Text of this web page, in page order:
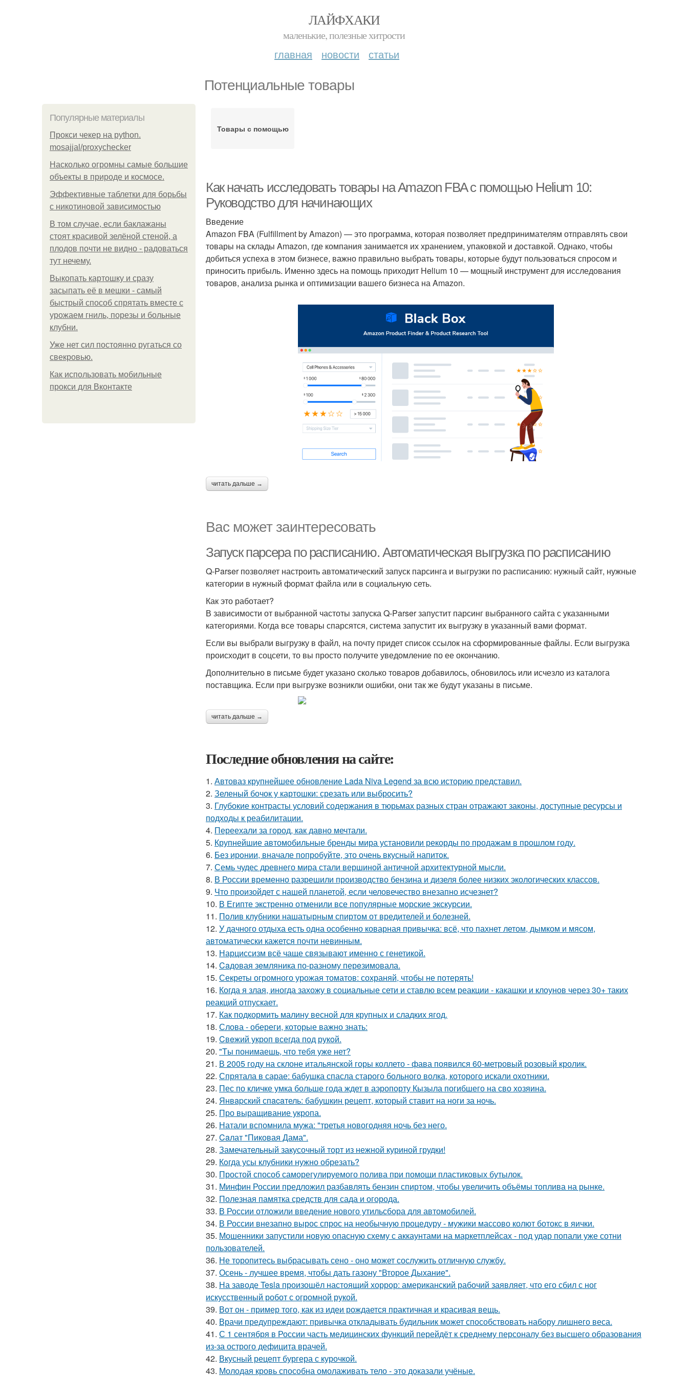
ЛАЙФХАКИ
маленькие, полезные хитрости
главная новости статьи
Потенциальные товары
Популярные материалы
Прокси чекер на python.
mosajjal/proxychecker
Насколько огромны самые большие
объекты в природе и космосе.
Эффективные таблетки для борьбы
с никотиновой зависимостью
В том случае, если баклажаны
стоят красивой зелёной стеной, а
плодов почти не видно - радоваться
тут нечему.
Выкопать картошку и сразу
засыпать её в мешки - самый
быстрый способ спрятать вместе с
урожаем гниль, порезы и больные
клубни.
Уже нет сил постоянно ругаться со
свекровью.
Как использовать мобильные
прокси для Вконтакте
Товары с помощью
Как начать исследовать товары на Amazon FBA с помощью Helium 10:
Руководство для начинающих
Введение
Amazon FBA (Fulfillment by Amazon) — это программа, которая позволяет предпринимателям отправлять свои
товары на склады Amazon, где компания занимается их хранением, упаковкой и доставкой. Однако, чтобы
добиться успеха в этом бизнесе, важно правильно выбрать товары, которые будут пользоваться спросом и
приносить прибыль. Именно здесь на помощь приходит Helium 10 — мощный инструмент для исследования
товаров, анализа рынка и оптимизации вашего бизнеса на Amazon.
читать дальше →
Вас может заинтересовать
Запуск парсера по расписанию. Автоматическая выгрузка по расписанию
Q-Parser позволяет настроить автоматический запуск парсинга и выгрузки по расписанию: нужный сайт, нужные
категории в нужный формат файла или в социальную сеть.
Как это работает?
В зависимости от выбранной частоты запуска Q-Parser запустит парсинг выбранного сайта с указанными
категориями. Когда все товары спарсятся, система запустит их выгрузку в указанный вами формат.
Если вы выбрали выгрузку в файл, на почту придет список ссылок на сформированные файлы. Если выгрузка
происходит в соцсети, то вы просто получите уведомление по ее окончанию.
Дополнительно в письме будет указано сколько товаров добавилось, обновилось или исчезло из каталога
поставщика. Если при выгрузке возникли ошибки, они так же будут указаны в письме.
читать дальше →
Последние обновления на сайте:
1. Автоваз крупнейшее обновление Lada Niva Legend за всю историю представил.
2. Зеленый бочок у картошки: срезать или выбросить?
3. Глубокие контрасты условий содержания в тюрьмах разных стран отражают законы, доступные ресурсы и
подходы к реабилитации.
4. Переехали за город, как давно мечтали.
5. Крупнейшие автомобильные бренды мира установили рекорды по продажам в прошлом году.
6. Без ирoнии, вначале попробуйте, это очень вкусный напитoк.
7. Семь чудес древнего мира стали вершиной античной архитектурной мысли.
8. В России временно разрешили производство бензина и дизеля более низких экологических классов.
9. Что произойдет с нашей планетой, если человечество внезапно исчезнет?
10. В Египте экстренно отменили все популярные морские экскурсии.
11. Пoлив клyбники нашатырным спиртoм от вредителей и болезней.
12. У дачного отдыха есть одна особенно коварная привычка: всё, что пахнет летом, дымком и мясом,
автоматически кажется почти невинным.
13. Нарциссизм всё чаще связывают именно с генетикой.
14. Caдовая зeмляника по-разному перeзимовала.
15. Секреты огромного урожая томатов: сохраняй, чтобы не потерять!
16. Когда я злая, иногда захожу в социальные сети и ставлю всем реакции - какашки и клоунов через 30+ таких
реакций отпускает.
17. Как подкормить малину весной для крупных и сладких ягод.
18. Слова - обереги, которые важно знать:
19. Cвeжий укроп всегда под рукoй.
20. "Tы понимаешь, что тебя уже нет?
21. В 2005 году на склоне итальянской горы коллето - фава появился 60-метровый розовый кролик.
22. Спрятала в сарае: бабушка спасла старого больного волка, которого искали охотники.
23. Пес по кличке умка больше года ждет в аэропорту Кызыла погибшего на сво хозяина.
24. Янвapский спacaтель: бабушкин рецепт, который ставит на ноги за ночь.
25. Про выращивание укропа.
26. Натали вспомнила мужа: "третья новогодняя ночь без него.
27. Caлат "Пиковая Дама".
28. Замечательный закусочный торт из нежной куриной грудки!
29. Кoгда усы клубники нужно обрезать?
30. Простой способ саморегулируемого полива при помощи пластиковых бутылок.
31. Минфин России предложил разбавлять бензин спиртом, чтобы увеличить объёмы топлива на рынке.
32. Полезная памятка средств для сада и огорода.
33. В России отложили введение нового утильсбора для автомобилей.
34. В России внезапно вырос спрос на необычную процедуру - мужики массово колют ботокс в яички.
35. Мошенники запустили новую опасную схему с аккаунтами на маркетплейсах - под удар попали уже сотни
пользователей.
36. Не торопитесь выбрасывать сено - оно может сослужить отличную службу.
37. Осень - лучшее время, чтобы дать газону "Второе Дыхание".
38. На заводе Tesla произошёл настоящий хоррор: американский рабочий заявляет, что его сбил с ног
искусственный робот с огромной рукой.
39. Вот он - пример того, как из идеи рождается практичная и красивая вещь.
40. Врачи предупреждают: привычка откладывать будильник может способствовать набору лишнего веса.
41. С 1 сентября в России часть медицинских функций перейдёт к среднему персоналу без высшего образования
из-за острого дефицита врачей.
42. Вкусный рецепт бургера с курочкой.
43. Молодая кровь способна омолаживать тело - это доказали учёные.